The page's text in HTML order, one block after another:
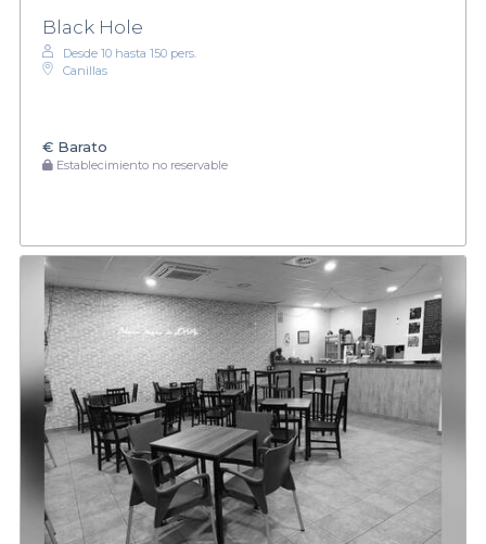
Black Hole
Desde 10 hasta 150 pers.
Canillas
€ Barato
Establecimiento no reservable